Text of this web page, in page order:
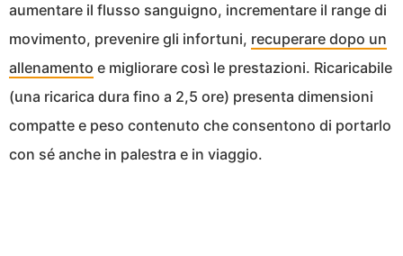
aumentare il flusso sanguigno, incrementare il range di
movimento, prevenire gli infortuni, recuperare dopo un
allenamento e migliorare così le prestazioni. Ricaricabile
(una ricarica dura fino a 2,5 ore) presenta dimensioni
compatte e peso contenuto che consentono di portarlo
con sé anche in palestra e in viaggio.